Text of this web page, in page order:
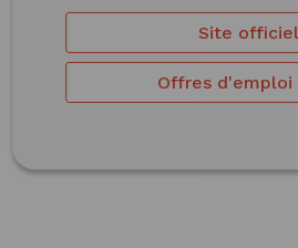
Site officiel
Offres d'emploi